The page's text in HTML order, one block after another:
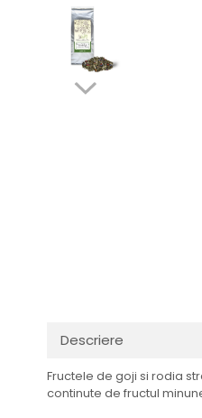
Descriere
Fructele de goji si rodia
continute de fructul